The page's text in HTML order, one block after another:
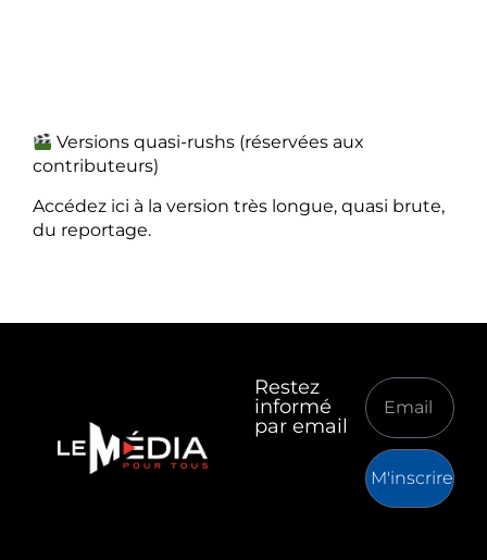
Versions quasi-rushs (réservées aux
contributeurs)
Accédez ici à la version très longue, quasi brute,
du reportage.
Restez
informé
par email
M'inscrire